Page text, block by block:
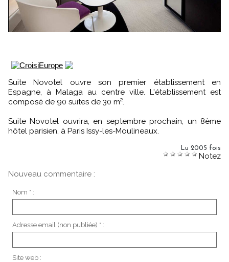
Suite Novotel ouvre son premier établissement en
Espagne, à Malaga au centre ville. L'établissement est
composé de 90 suites de 30 m².
Suite Novotel ouvrira, en septembre prochain, un 8ème
hôtel parisien, à Paris Issy-les-Moulineaux.
Lu 2005 fois
Notez
Nouveau commentaire :
Nom * :
Adresse email (non publiée) * :
Site web :